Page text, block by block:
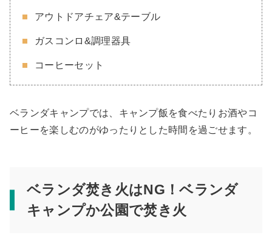
アウトドアチェア&テーブル
ガスコンロ&調理器具
コーヒーセット
ベランダキャンプでは、キャンプ飯を食べたりお酒やコ
ーヒーを楽しむのがゆったりとした時間を過ごせます。
ベランダ焚き火はNG！ベランダ
キャンプか公園で焚き火